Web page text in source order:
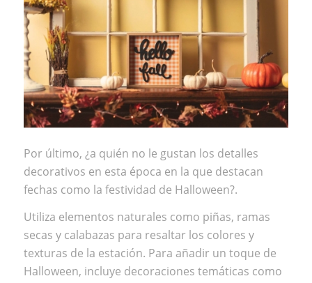
Por último, ¿a quién no le gustan los detalles
decorativos en esta época en la que destacan
fechas como la festividad de Halloween?.
Utiliza elementos naturales como piñas, ramas
secas y calabazas para resaltar los colores y
texturas de la estación. Para añadir un toque de
Halloween, incluye decoraciones temáticas como